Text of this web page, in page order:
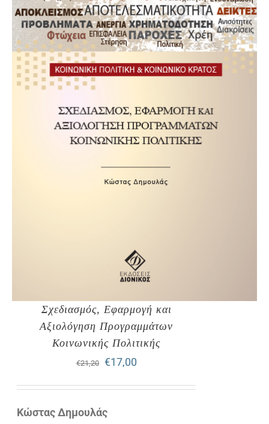
Σχεδιασμός, Εφαρμογή και
Αξιολόγηση Προγραμμάτων
Κοινωνικής Πολιτικής
€21,20
Original
price
€17,00Η
τρέχουσα
Κώστας Δημουλάς